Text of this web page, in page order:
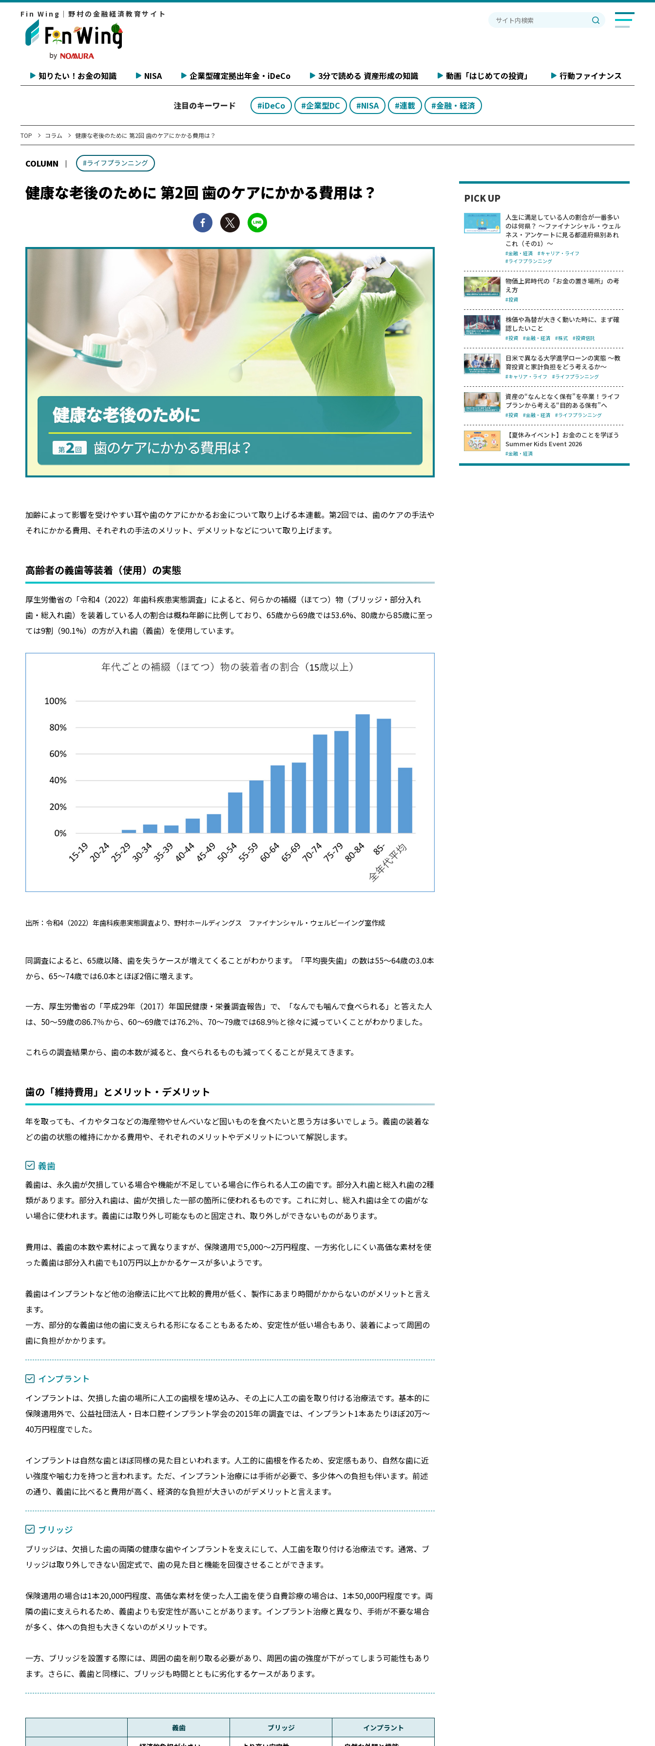
Fin Wing｜野村の金融経済教育サイト
知りたい！お金の知識 NISA 企業型確定拠出年金・iDeCo 3分で読める 資産形成の知識 動画「はじめての投資」 行動ファイナンス
注目のキーワード #iDeCo #企業型DC #NISA #連載 #金融・経済
TOP コラム 健康な老後のために 第2回 歯のケアにかかる費用は？
COLUMN #ライフプランニング
健康な老後のために 第2回 歯のケアにかかる費用は？
加齢によって影響を受けやすい耳や歯のケアにかかるお金について取り上げる本連載。第2回では、歯のケアの手法や
それにかかる費用、それぞれの手法のメリット、デメリットなどについて取り上げます。
高齢者の義歯等装着（使用）の実態
厚生労働省の「令和4（2022）年歯科疾患実態調査」によると、何らかの補綴（ほてつ）物（ブリッジ・部分入れ
歯・総入れ歯）を装着している人の割合は概ね年齢に比例しており、65歳から69歳では53.6%、80歳から85歳に至っ
ては9割（90.1%）の方が入れ歯（義歯）を使用しています。
出所：令和4（2022）年歯科疾患実態調査より、野村ホールディングス ファイナンシャル・ウェルビーイング室作成
同調査によると、65歳以降、歯を失うケースが増えてくることがわかります。「平均喪失歯」の数は55～64歳の3.0本
から、65～74歳では6.0本とほぼ2倍に増えます。
一方、厚生労働省の「平成29年（2017）年国民健康・栄養調査報告」で、「なんでも噛んで食べられる」と答えた人
は、50～59歳の86.7％から、60～69歳では76.2％、70～79歳では68.9％と徐々に減っていくことがわかりました。
これらの調査結果から、歯の本数が減ると、食べられるものも減ってくることが見えてきます。
歯の「維持費用」とメリット・デメリット
年を取っても、イカやタコなどの海産物やせんべいなど固いものを食べたいと思う方は多いでしょう。義歯の装着な
どの歯の状態の維持にかかる費用や、それぞれのメリットやデメリットについて解説します。
義歯
義歯は、永久歯が欠損している場合や機能が不足している場合に作られる人工の歯です。部分入れ歯と総入れ歯の2種
類があります。部分入れ歯は、歯が欠損した一部の箇所に使われるものです。これに対し、総入れ歯は全ての歯がな
い場合に使われます。義歯には取り外し可能なものと固定され、取り外しができないものがあります。
費用は、義歯の本数や素材によって異なりますが、保険適用で5,000～2万円程度、一方劣化しにくい高価な素材を使
った義歯は部分入れ歯でも10万円以上かかるケースが多いようです。
義歯はインプラントなど他の治療法に比べて比較的費用が低く、製作にあまり時間がかからないのがメリットと言え
ます。
一方、部分的な義歯は他の歯に支えられる形になることもあるため、安定性が低い場合もあり、装着によって周囲の
歯に負担がかかります。
インプラント
インプラントは、欠損した歯の場所に人工の歯根を埋め込み、その上に人工の歯を取り付ける治療法です。基本的に
保険適用外で、公益社団法人・日本口腔インプラント学会の2015年の調査では、インプラント1本あたりほぼ20万～
40万円程度でした。
インプラントは自然な歯とほぼ同様の見た目といわれます。人工的に歯根を作るため、安定感もあり、自然な歯に近
い強度や噛む力を持つと言われます。ただ、インプラント治療には手術が必要で、多少体への負担も伴います。前述
の通り、義歯に比べると費用が高く、経済的な負担が大きいのがデメリットと言えます。
ブリッジ
ブリッジは、欠損した歯の両隣の健康な歯やインプラントを支えにして、人工歯を取り付ける治療法です。通常、ブ
リッジは取り外しできない固定式で、歯の見た目と機能を回復させることができます。
保険適用の場合は1本20,000円程度、高価な素材を使った人工歯を使う自費診療の場合は、1本50,000円程度です。両
隣の歯に支えられるため、義歯よりも安定性が高いことがあります。インプラント治療と異なり、手術が不要な場合
が多く、体への負担も大きくないのがメリットです。
一方、ブリッジを設置する際には、周囲の歯を削り取る必要があり、周囲の歯の強度が下がってしまう可能性もあり
ます。さらに、義歯と同様に、ブリッジも時間とともに劣化するケースがあります。
義歯 ブリッジ
インプラント
PICK UP
人生に満足している人の割合が一番多い
のは何県？ ～ファイナンシャル・ウェル
ネス・アンケートに見る都道府県別あれ
これ（その1）～
#金融・経済
#キャリア・ライフ
#ライフプランニング
物価上昇時代の「お金の置き場所」の考
え方
#投資
株価や為替が大きく動いた時に、まず確
認したいこと
#投資 #金融・経済 #株式 #投資信託
日米で異なる大学進学ローンの実態 ～教
育投資と家計負担をどう考えるか～
#キャリア・ライフ #ライフプランニング
資産の“なんとなく保有”を卒業！ライフ
プランから考える“目的ある保有”へ
#投資 #金融・経済 #ライフプランニング
【夏休みイベント】お金のことを学ぼう
Summer Kids Event 2026
#金融・経済